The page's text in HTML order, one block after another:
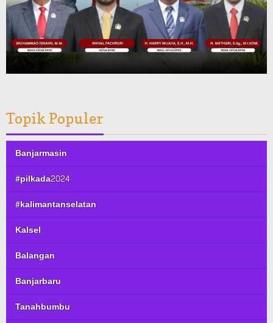
Topik Populer
Banjarmasin
#pilkada2024
#kalimantanselatan
Kalsel
Balangan
Banjarbaru
Tanahbumbu